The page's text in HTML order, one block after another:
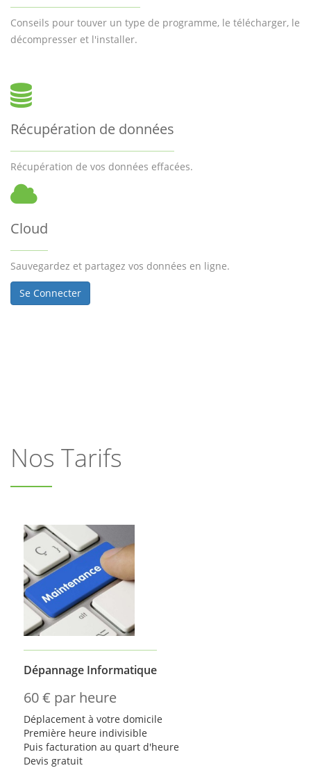
Conseils pour touver un type de programme, le télécharger, le
décompresser et l'installer.
Récupération de données
Récupération de vos données effacées.
Cloud
Sauvegardez et partagez vos données en ligne.
Se Connecter
Nos Tarifs
Dépannage Informatique
60 € par heure
Déplacement à votre domicile
Première heure indivisible
Puis facturation au quart d'heure
Devis gratuit